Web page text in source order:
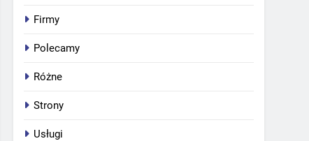
Firmy
Polecamy
Różne
Strony
Usługi